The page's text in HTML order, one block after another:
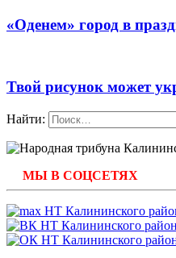
«Оденем» город в
Твой рисунок может
Найти:
МЫ В СОЦСЕТЯХ